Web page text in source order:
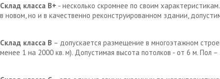
Склад класса В+ - несколько скромнее по своим
в новом, но и в качественно реконструированном здании,
Склад класса В – допускается размещение в многоэтажном
менее 1 на 2000 кв. м). Допустимая высота потолков - от 6 м. Пол